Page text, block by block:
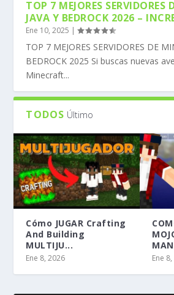
TOP 7 MEJORES SERVIDORES
JAVA Y BEDROCK 2026 –
Ene 10, 2025 |
TOP 7 MEJORES SERVIDORES DE
BEDROCK 2025 Si buscas nuevas
Minecraft...
TODOS Último
Cómo JUGAR Crafting
And Building
MULTIJU...
Ene 8, 2026 Ene